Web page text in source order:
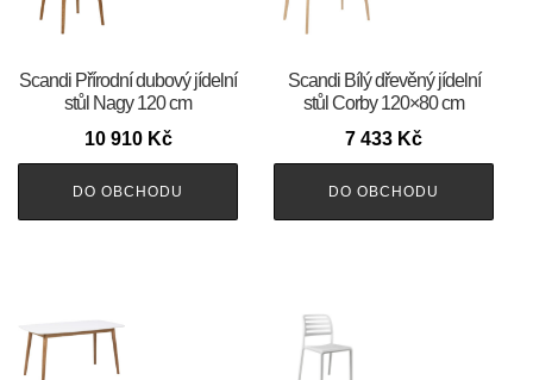
Scandi Přírodní dubový jídelní
stůl Nagy 120 cm
10 910 Kč
DO OBCHODU
Scandi Bílý dřevěný jídelní
stůl Corby 120×80 cm
7 433 Kč
DO OBCHODU